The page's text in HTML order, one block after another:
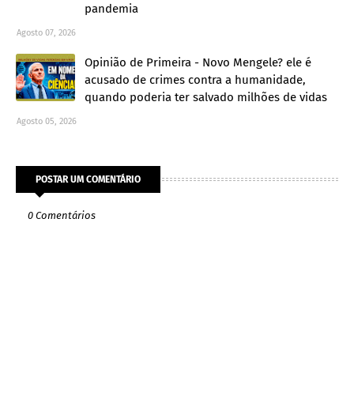
pandemia
Agosto 07, 2026
Opinião de Primeira - Novo Mengele? ele é
acusado de crimes contra a humanidade,
quando poderia ter salvado milhões de vidas
Agosto 05, 2026
POSTAR UM COMENTÁRIO
0 Comentários